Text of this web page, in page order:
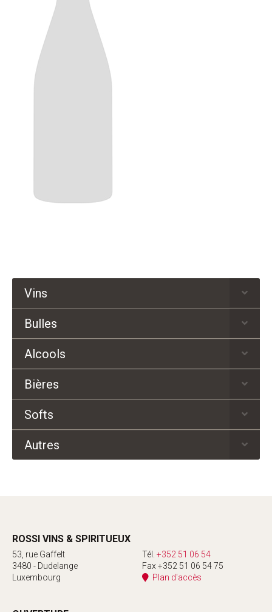
Vins
Bulles
Alcools
Bières
Softs
Autres
ROSSI VINS & SPIRITUEUX
53, rue Gaffelt
3480 - Dudelange
Luxembourg
Tél. +352 51 06 54
Fax +352 51 06 54 75
Plan d'accès